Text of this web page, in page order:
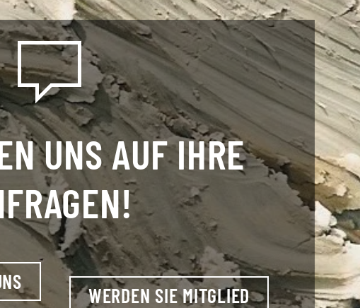
UNS AUF IHRE
WERDEN SIE MITGLIED